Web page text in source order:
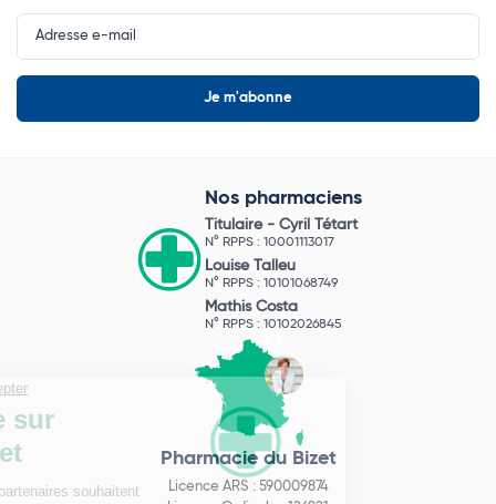
Input
Newsletter
Nos pharmaciens
Titulaire - Cyril Tétart
N° RPPS : 10001113017
Louise Talleu
N° RPPS : 10101068749
Mathis Costa
N° RPPS : 10102026845
Pharmacie du Bizet
Licence ARS : 590009874